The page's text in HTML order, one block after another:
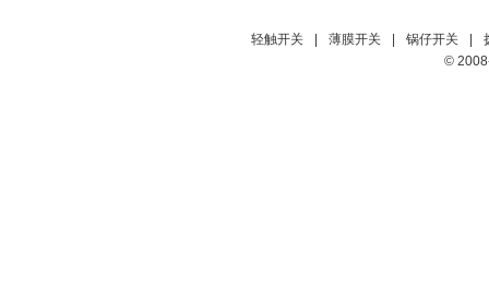
轻触开关 薄膜开关 锅仔开关
©